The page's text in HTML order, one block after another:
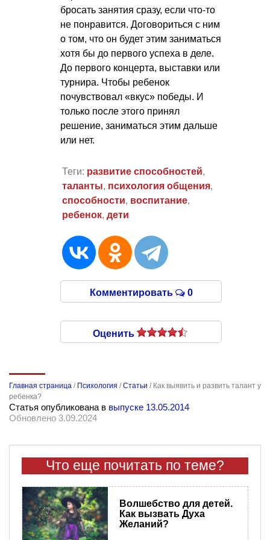
бросать занятия сразу, если что-то
не понравится. Договориться с ним
о том, что он будет этим заниматься
хотя бы до первого успеха в деле.
До первого концерта, выставки или
турнира. Чтобы ребенок
почувствовал «вкус» победы. И
только после этого принял
решение, заниматься этим дальше
или нет.
Теги: развитие способностей,
таланты, психология общения,
способности, воспитание,
ребенок, дети
Комментировать 0
Оценить
Главная страница / Психология /Статьи / Как выявить и развить талант у
ребенка?
Статья опубликована в выпуске 13.05.2014
Обновлено 3.09.2024
Что еще почитать по теме?
Волшебство для детей.
Как вызвать Духа
Желаний?